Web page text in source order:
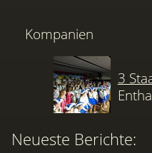
Kompanien
3
Neueste Berichte: